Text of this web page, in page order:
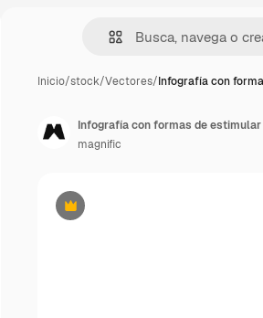
Inicio/stock/Vectores/Infografía con
Premium
Infografía con formas de
magnific